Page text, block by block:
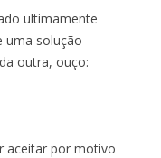
ultimamente
uma solução
outra, ouço:
aceitar por motivo